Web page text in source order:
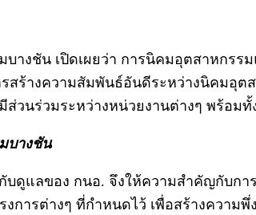
งชัน เปิดเผยว่า การนิคมอุตสาหกรร
สร้างความสัมพันธ์อันดีระหว่างนิคมอุ
วนร่วมระหว่างหน่วยงานต่างๆ พร้อม
บางชัน
ดูแลของ กนอ. จึงให้ความสำคัญกับก
งการต่างๆ ที่กำหนดไว้ เพื่อสร้างควา